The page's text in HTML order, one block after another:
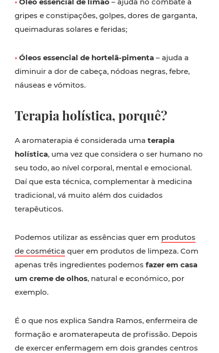
gripes e constipações, golpes, dores de garganta,
queimaduras solares e feridas;
• Óleos essencial de hortelã-pimenta – ajuda a
diminuir a dor de cabeça, nódoas negras, febre,
náuseas e vómitos.
Terapia holística, porquê?
A aromaterapia é considerada uma terapia
holística, uma vez que considera o ser humano no
seu todo, ao nível corporal, mental e emocional.
Daí que esta técnica, complementar à medicina
tradicional, vá muito além dos cuidados
terapêuticos.
Podemos utilizar as essências quer em produtos
de cosmética quer em produtos de limpeza. Com
apenas três ingredientes podemos fazer em casa
um creme de olhos, natural e económico, por
exemplo.
É o que nos explica Sandra Ramos, enfermeira de
formação e aromaterapeuta de profissão. Depois
de exercer enfermagem em dois grandes centros